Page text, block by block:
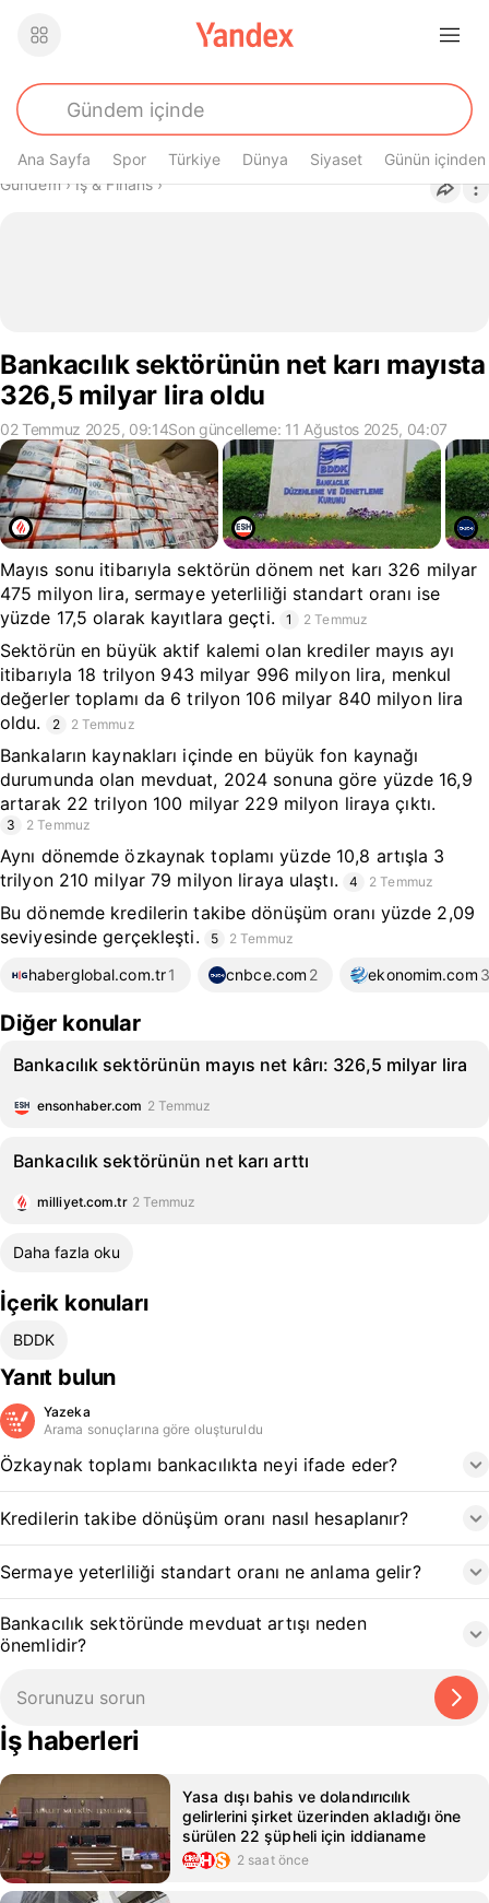
Ana Sayfa Spor Türkiye Dünya Siyaset Günün içinden
Buradasın
Gündem› İş & Finans›
Bankacılık sektörünün net karı mayısta
326,5 milyar lira oldu
02 Temmuz 2025, 09:14Son güncelleme: 11 Ağustos 2025, 04:07
Mayıs sonu itibarıyla sektörün dönem net karı 326 milyar
475 milyon lira, sermaye yeterliliği standart oranı ise
yüzde 17,5 olarak kayıtlara geçti.
1 2 Temmuz
Sektörün en büyük aktif kalemi olan krediler mayıs ayı
itibarıyla 18 trilyon 943 milyar 996 milyon lira, menkul
değerler toplamı da 6 trilyon 106 milyar 840 milyon lira
oldu.
2 2 Temmuz
Bankaların kaynakları içinde en büyük fon kaynağı
durumunda olan mevduat, 2024 sonuna göre yüzde 16,9
artarak 22 trilyon 100 milyar 229 milyon liraya çıktı.
3 2 Temmuz
Aynı dönemde özkaynak toplamı yüzde 10,8 artışla 3
trilyon 210 milyar 79 milyon liraya ulaştı.
4 2 Temmuz
Bu dönemde kredilerin takibe dönüşüm oranı yüzde 2,09
seviyesinde gerçekleşti.
5 2 Temmuz
haberglobal.com.tr1 cnbce.com 2 ekonomim.com 3
Diğer konular
Bankacılık sektörünün mayıs net kârı: 326,5 milyar lira
ensonhaber.com 2 Temmuz
Bankacılık sektörünün net karı arttı
milliyet.com.tr 2 Temmuz
Daha fazla oku
İçerik konuları
BDDK
Yanıt bulun
Yazeka
Arama sonuçlarına göre oluşturuldu
Özkaynak toplamı bankacılıkta neyi ifade eder?
Kredilerin takibe dönüşüm oranı nasıl hesaplanır?
Sermaye yeterliliği standart oranı ne anlama gelir?
Bankacılık sektöründe mevduat artışı neden
önemlidir?
İş haberleri
Yasa dışı bahis ve dolandırıcılık
gelirlerini şirket üzerinden akladığı öne
sürülen 22 şüpheli için iddianame
2 saat önce